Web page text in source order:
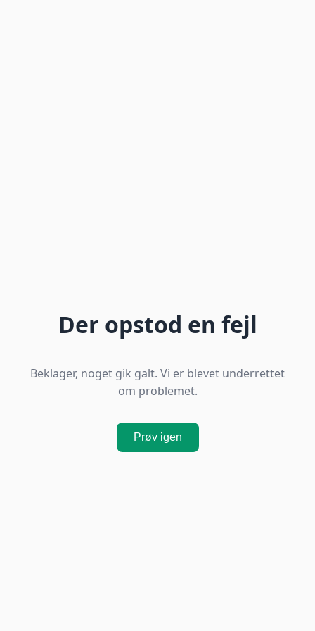
Der opstod en fejl
Beklager, noget gik galt. Vi er blevet underrettet
om problemet.
Prøv igen